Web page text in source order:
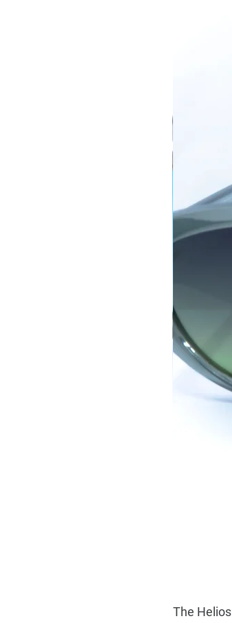
The Helios